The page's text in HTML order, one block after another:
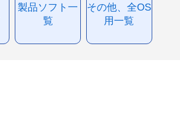
製品ソフト一
覧
その他、全OS
用一覧